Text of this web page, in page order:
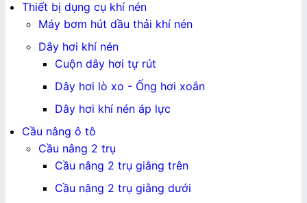
Thiết bị dụng cụ khí nén
Máy bơm hút dầu thải khí nén
Dây hơi khí nén
Cuộn dây hơi tự rút
Dây hơi lò xo - Ống hơi xoắn
Dây hơi khí nén áp lực
Cầu nâng ô tô
Cầu nâng 2 trụ
Cầu nâng 2 trụ giằng trên
Cầu nâng 2 trụ giằng dưới